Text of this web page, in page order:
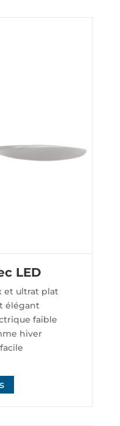
LED
et ultrat plat
élégant
faible
hiver